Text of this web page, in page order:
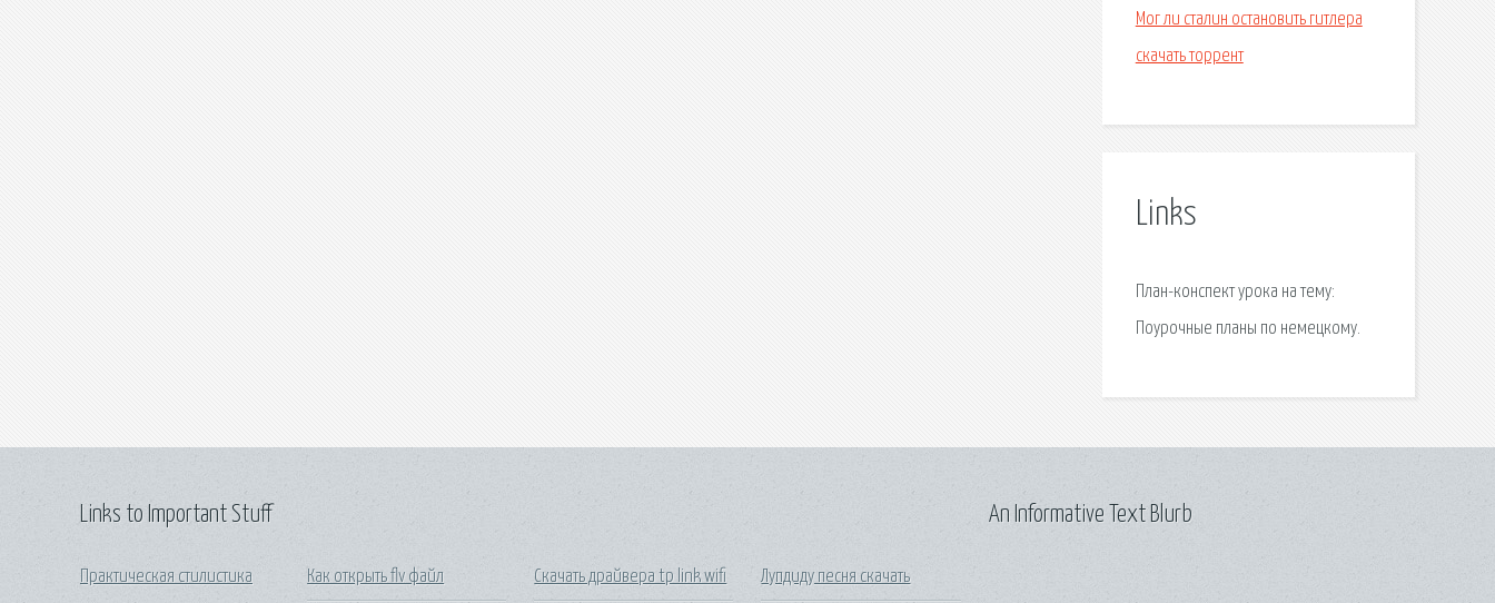
Мог ли сталин остановить гитлера
скачать торрент
Links
План-конспект урока на тему:
Поурочные планы по немецкому.
Links to Important Stuff
Практическая стилистика
Как открыть flv файл Скачать драйвера tp link wifi Лупдиду песня скачать
An Informative Text Blurb